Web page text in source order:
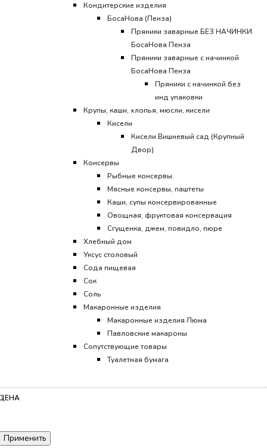
Кондитерские изделия
БосаНова (Пенза)
Пряники заварные БЕЗ НАЧИНКИ
БосаНова Пенза
Пряники заварные с начинкой
БосаНова Пенза
Пряники с начинкой без
инд упаковки
Крупы, каши, хлопья, мюсли, кисели
Кисели
Кисели Вишневый сад (Крупный
Двор)
Консервы
Рыбные консервы.
Мясные консервы, паштеты
Каши, супы консервированные
Овощная, фруктовая консервация
Сгущенка, джем, повидло, пюре
Хлебный дом
Уксус столовый
Сода пищевая
Сок
Соль
Макаронные изделия
Макаронные изделия Люма
Павловские макароны
Сопутствующие товары
Туалетная бумага
Применить